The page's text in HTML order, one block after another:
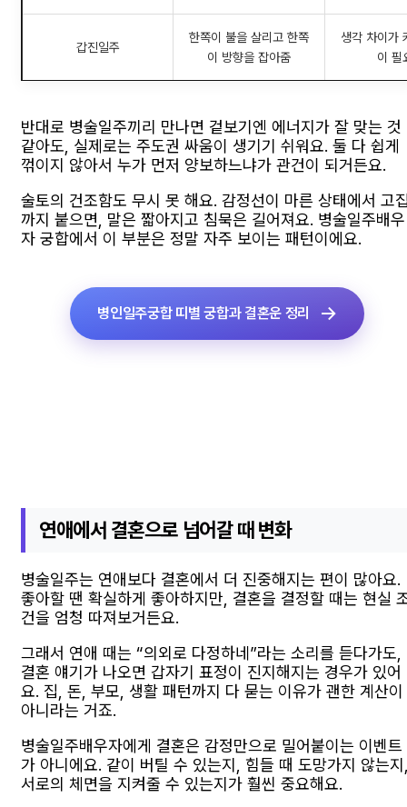
갑진일주
한쪽이 불을 살리고 한쪽
이 방향을 잡아줌
생각 차이가
이 필
반대로 병술일주끼리 만나면 겉보기엔 에너지가 잘 맞는 것
같아도, 실제로는 주도권 싸움이 생기기 쉬워요. 둘 다 쉽게
꺾이지 않아서 누가 먼저 양보하느냐가 관건이 되거든요.
술토의 건조함도 무시 못 해요. 감정선이 마른 상태에서 고
까지 붙으면, 말은 짧아지고 침묵은 길어져요. 병술일주배우
자 궁합에서 이 부분은 정말 자주 보이는 패턴이에요.
병인일주궁합 띠별 궁합과 결혼운 정리
연애에서 결혼으로 넘어갈 때 변화
병술일주는 연애보다 결혼에서 더 진중해지는 편이 많아요.
좋아할 땐 확실하게 좋아하지만, 결혼을 결정할 때는 현실
건을 엄청 따져보거든요.
그래서 연애 때는 “의외로 다정하네”라는 소리를 듣다가도,
결혼 얘기가 나오면 갑자기 표정이 진지해지는 경우가 있어
요. 집, 돈, 부모, 생활 패턴까지 다 묻는 이유가 괜한 계산이
아니라는 거죠.
병술일주배우자에게 결혼은 감정만으로 밀어붙이는 이벤트
가 아니에요. 같이 버틸 수 있는지, 힘들 때 도망가지 않는
서로의 체면을 지켜줄 수 있는지가 훨씬 중요해요.